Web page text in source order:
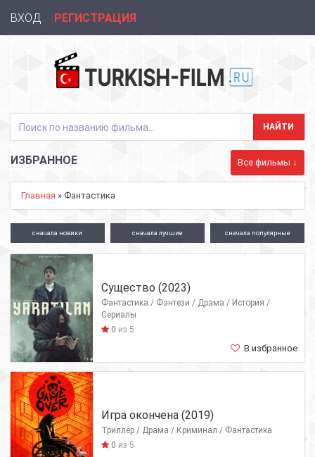
ВХОД РЕГИСТРАЦИЯ
ИЗБРАННОЕ Все фильмы ↓
Главная » Фантастика
сначала новики сначала лучшие сначала популярные
Существо (2023)
Фантастика / Фэнтези / Драма / История /
Сериалы
0 из 5
В избранное
Игра окончена (2019)
Триллер / Драма / Криминал / Фантастика
0 из 5